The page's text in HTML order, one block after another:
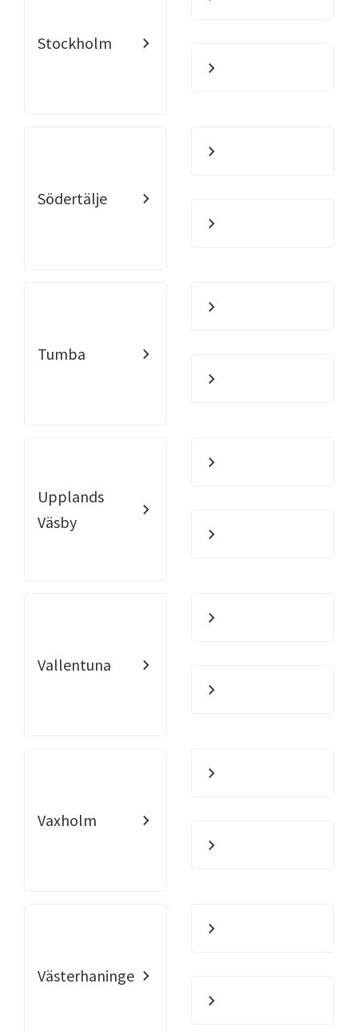
Stockholm
Södertälje
Tumba
Upplands
Väsby
Vallentuna
Vaxholm
Västerhaninge